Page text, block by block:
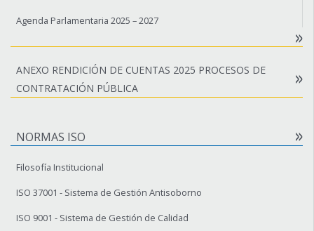
Agenda Parlamentaria 2025 – 2027
ANEXO RENDICIÓN DE CUENTAS 2025 PROCESOS DE
CONTRATACIÓN PÚBLICA
NORMAS ISO
Filosofía Institucional
ISO 37001 - Sistema de Gestión Antisoborno
ISO 9001 - Sistema de Gestión de Calidad